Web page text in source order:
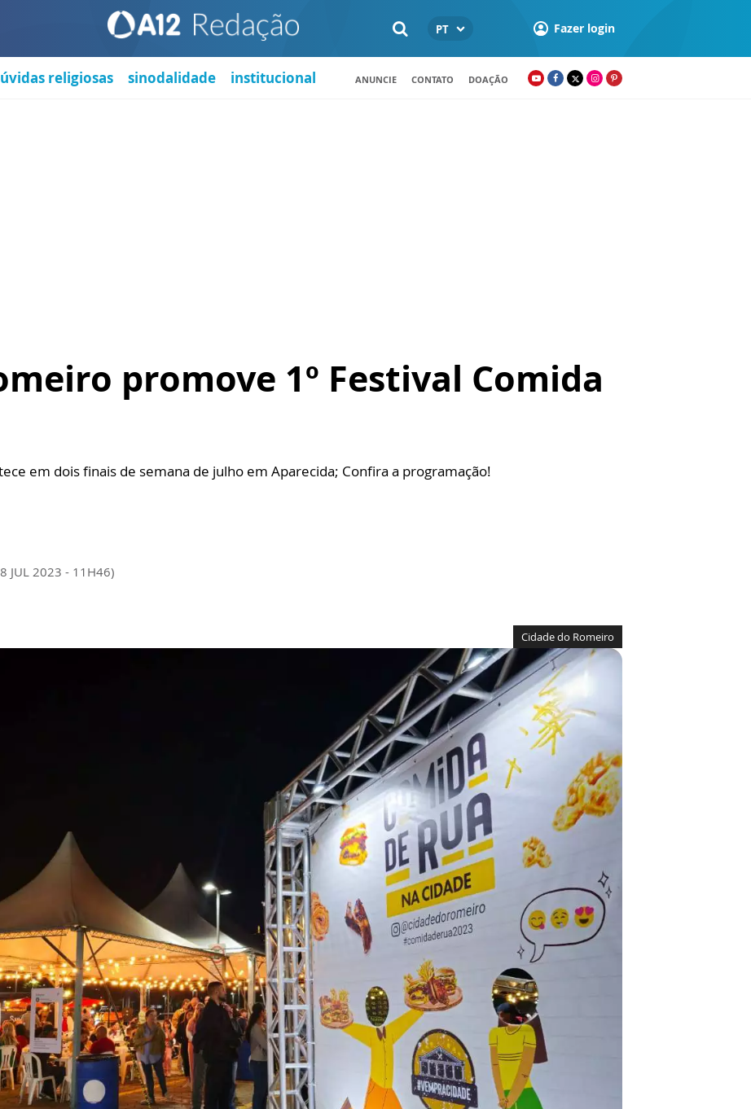
PT Fazer login
religiosas sinodalidade institucional ANUNCIE CONTATO DOAÇÃO
promove 1º Festival Comida
em dois finais de semana de julho em Aparecida; Confira a programação!
JUL 2023 - 11H46)
Cidade do Romeiro